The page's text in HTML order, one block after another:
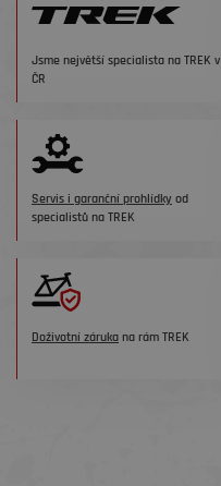
Jsme největší specialista na TREK v
ČR
Servis i garanční prohlídky od
specialistů na TREK
Doživotní záruka na rám TREK